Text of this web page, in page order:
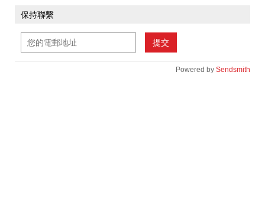
保持聯繫
提交
Powered by Sendsmith